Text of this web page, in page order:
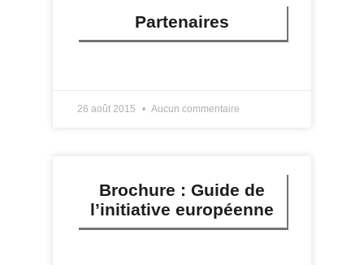
Partenaires
26 août 2015 Aucun commentaire
Brochure : Guide de
l’initiative européenne